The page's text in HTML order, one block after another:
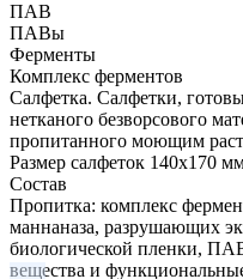
ПАВ
ПАВы
Ферменты
Комплекс ферментов
Салфетка. Салфетки,
нетканого безворсового
пропитанного моющим
Размер салфеток 140х170
Состав
Пропитка: комплекс
маннаназа, разрушающих
биологической пленки,
вещества и